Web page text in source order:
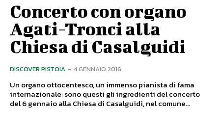
Concerto con organo
Agati-Tronci alla
Chiesa di Casalguidi
DISCOVER PISTOIA - 4 GENNAIO 2016
Un organo ottocentesco, un immenso pianista di fama
internazionale: sono questi gli ingredienti del concerto
del 6 gennaio alla Chiesa di Casalguidi, nel comune...